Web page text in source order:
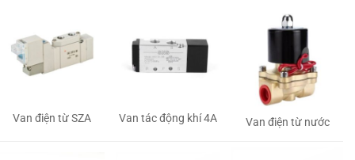
Van điện từ SZA Van tác động khí 4A Van điện từ nước